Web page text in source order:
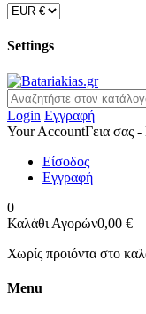
Settings
Login Εγγραφή
Your AccountΓεια σας -
Είσοδος
Εγγραφή
0
Καλάθι Αγορών0,00 €
Χωρίς προιόντα στο
Menu